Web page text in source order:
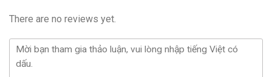
There are no reviews yet.